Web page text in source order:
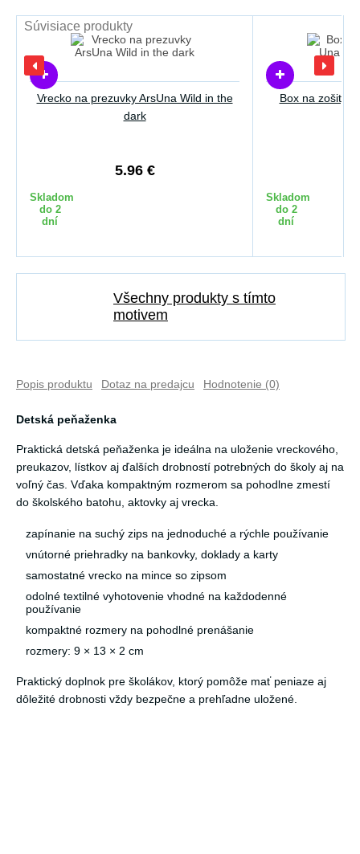
Súvisiace produkty
Vrecko na prezuvky ArsUna Wild in the
dark
5.96 €
Skladom
do 2
dní
Box na zošity
Skladom
do 2
dní
Všechny produkty s tímto
motivem
Popis produktu Dotaz na predajcu Hodnotenie (0)
Detská peňaženka
Praktická detská peňaženka je ideálna na uloženie vreckového,
preukazov, lístkov aj ďalších drobností potrebných do školy aj na
voľný čas. Vďaka kompaktným rozmerom sa pohodlne zmestí
do školského batohu, aktovky aj vrecka.
zapínanie na suchý zips na jednoduché a rýchle používanie
vnútorné priehradky na bankovky, doklady a karty
samostatné vrecko na mince so zipsom
odolné textilné vyhotovenie vhodné na každodenné
používanie
kompaktné rozmery na pohodlné prenášanie
rozmery: 9 × 13 × 2 cm
Praktický doplnok pre školákov, ktorý pomôže mať peniaze aj
dôležité drobnosti vždy bezpečne a prehľadne uložené.